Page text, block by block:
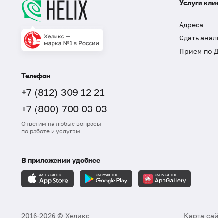
Телефон
+7 (812) 309 12 21
+7 (800) 700 03 03
Ответим на любые вопросы
по работе и услугам
Услуги
Адреса
Сдать
Прием по
В приложении удобнее
2016-2026 © Хеликс Карта